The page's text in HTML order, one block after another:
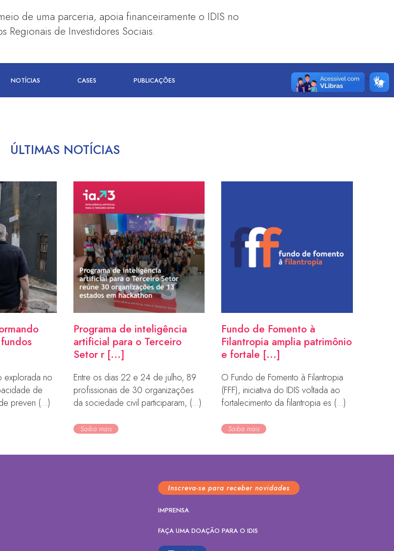
de uma parceria, apoia financeiramente o IDIS no
Regionais de Investidores Sociais.
NOTÍCIAS CASES PUBLICAÇÕES
ÚLTIMAS NOTÍCIAS
explorada no
de
preven (...)
Programa de inteligência
artificial para o Terceiro
Setor r [...]
Entre os dias 22 e 24 de julho, 89
profissionais de 30 organizações
da sociedade civil participaram, (...)
Saiba mais
Fundo de Fomento à
Filantropia amplia patrimônio
e fortale [...]
O Fundo de Fomento à Filantropia
(FFF), iniciativa do IDIS voltada ao
fortalecimento da filantropia es (...)
Saiba mais
Inscreva-se para receber novidades
IMPRENSA
FAÇA UMA DOAÇÃO PARA O IDIS